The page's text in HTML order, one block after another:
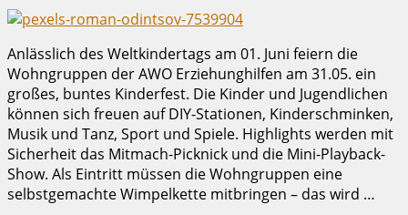
Anlässlich des Weltkindertags am 01. Juni feiern die
Wohngruppen der AWO Erziehunghilfen am 31.05. ein
großes, buntes Kinderfest. Die Kinder und Jugendlichen
können sich freuen auf DIY-Stationen, Kinderschminken,
Musik und Tanz, Sport und Spiele. Highlights werden mit
Sicherheit das Mitmach-Picknick und die Mini-Playback-
Show. Als Eintritt müssen die Wohngruppen eine
selbstgemachte Wimpelkette mitbringen – das wird …